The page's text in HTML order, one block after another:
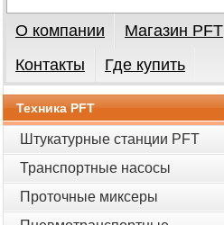
О компании Магазин PFT
Контакты
Где купить
Техника PFT
Штукатурные станции PFT
Транспортные насосы
Проточные миксеры